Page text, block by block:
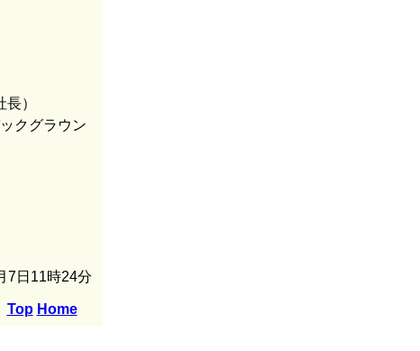
）
クグラウン
7日11時24分
Top Home